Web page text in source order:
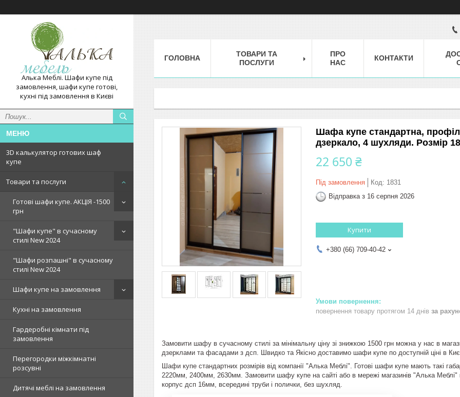
Алька Меблі. Шафи купе під
замовлення, шафи купе готові,
кухні під замовлення в Києві
3D калькулятор готових шаф
купе
Товари та послуги
Готові шафи купе. АКЦІЯ -1500
грн
"Шафи купе" в сучасному
стилі New 2024
"Шафи розпашні" в сучасному
стилі New 2024
Шафи купе на замовлення
Кухні на замовлення
Гардеробні кімнати під
замовлення
Перегородки міжкімнатні
розсувні
Дитячі меблі на замовлення
ГОЛОВНА
ТОВАРИ ТА
ПОСЛУГИ
ПРО
НАС
КОНТАКТИ
Шафа купе стандартна,
дзеркало, 4 шухляди. Розмір
22 650 ₴
Під замовлення Код: 1831
Відправка з 16 серпня 2026
Купити
+380 (66) 709-40-42
повернення товару протягом 14 днів за
Замовити шафу в сучасному стилі за мінімальну ціну зі знижкою 1500 грн можна у нас в
дзерклами та фасадами з дсп. Швидко та Якісно доставимо шафи купе по доступній ціні в
Шафи купе стандартних розмірів від компанії "Алька Меблі". Готові шафи купе мають такі
2220мм, 2400мм, 2630мм. Замовити шафу купе на сайті або в мережі магазинів "Алька Меблі"
корпус дсп 16мм, всередині труби і полички, без шухляд.